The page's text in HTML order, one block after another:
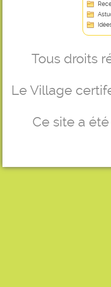
Tous droits
Le Village
Ce site a